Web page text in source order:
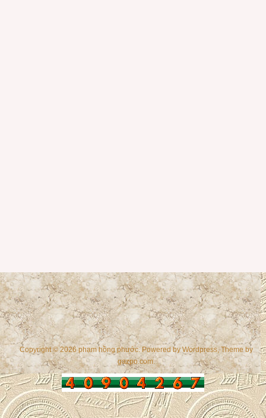
Copyright © 2026 phạm hồng phước. Powered byWordpress , Theme by
gazpo.com.